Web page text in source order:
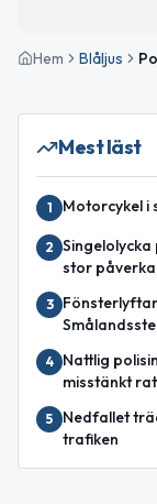
Hem Blåljus
Mest läst
1 Motorcykel i
2
stor
3
4
Nattlig
misstänkt
5
Nedfallet
trafiken